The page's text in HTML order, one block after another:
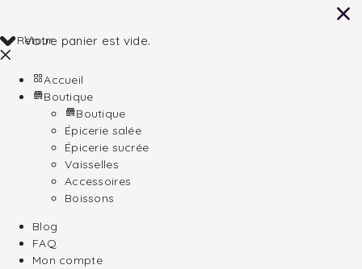
Votre panier est vide.
Retour
Accueil
Boutique
Boutique
Épicerie salée
Épicerie sucrée
Vaisselles
Accessoires
Boissons
Blog
FAQ
Mon compte